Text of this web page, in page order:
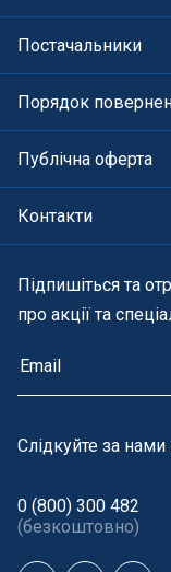
Постачальники
Порядок
Публічна оферта
Контакти
Підпишіться та
про акції та
Cлідкуйте за
0 (800) 300 482
(безкоштовно)